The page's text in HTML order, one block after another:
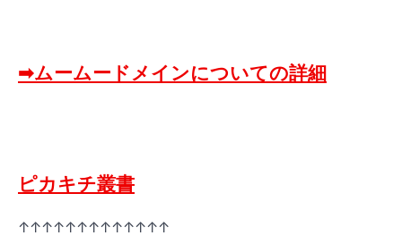
➡ムームードメインについての詳細
ピカキチ叢書
↑↑↑↑↑↑↑↑↑↑↑↑↑